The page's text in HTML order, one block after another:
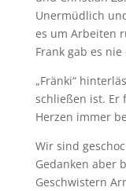
Unermüdlich
es um Arbeiten
Frank gab es
„Fränki“
schließen ist. Er
Herzen immer
Wir sind
Gedanken aber
Geschwistern